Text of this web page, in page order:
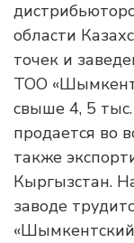
области
точек и
ТОО
свыше 4, 5
продается во
также
Кыргызстан.
заводе